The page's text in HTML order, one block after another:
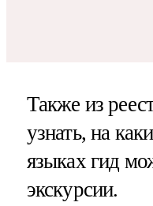
Также из
узнать, на
языках гид
экскурсии.